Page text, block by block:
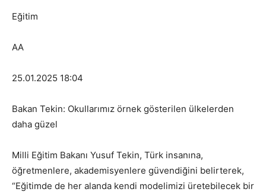
Eğitim
AA
25.01.2025 18:04
Bakan Tekin: Okullarımız örnek gösterilen ülkelerden
daha güzel
Milli Eğitim Bakanı Yusuf Tekin, Türk insanına,
öğretmenlere, akademisyenlere güvendiğini belirterek,
“Eğitimde de her alanda kendi modelimizi üretebilecek bir